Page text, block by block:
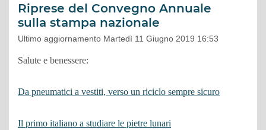
Riprese del Convegno Annuale
sulla stampa nazionale
Ultimo aggiornamento Martedì 11 Giugno 2019 16:53
Salute e benessere:
Da pneumatici a vestiti, verso un riciclo sempre sicuro
Il primo italiano a studiare le pietre lunari